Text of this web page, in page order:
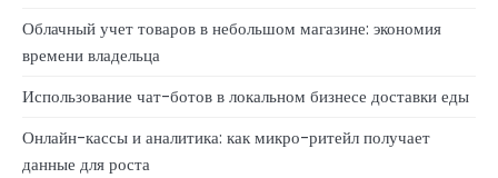
Облачный учет товаров в небольшом магазине: экономия
времени владельца
Использование чат-ботов в локальном бизнесе доставки еды
Онлайн-кассы и аналитика: как микро-ритейл получает
данные для роста